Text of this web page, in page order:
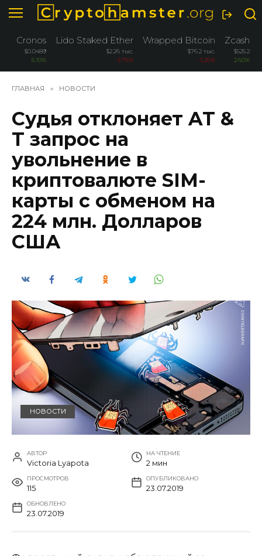
Перейти
содержанию
Cronos
$0.0489
5.10%
Lido Staked Ether
$2.26 тыс.
-3.76%
Wrapped Bitcoin
$76.2 тыс.
-3.26%
Zcash
$525.2
2.60%
ГЛАВНАЯ » НОВОСТИ
Судья отклоняет AT &
T запрос на
увольнение в
криптовалюте SIM-
карты с обменом на
224 млн. Долларов
США
НОВОСТИ
АВТОР
Victoria Lyapota
НА ЧТЕНИЕ
2 мин
ПРОСМОТРОВ
115
ОПУБЛИКОВАНО
23.07.2019
ОБНОВЛЕНО
23.07.2019